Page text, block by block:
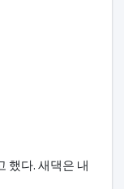
했다. 새댁은 내